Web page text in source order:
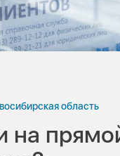
область
на